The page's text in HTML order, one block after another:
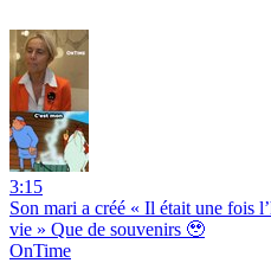
3:15
Son mari a créé « Il était une fois
vie » Que de souvenirs 🥹
OnTime